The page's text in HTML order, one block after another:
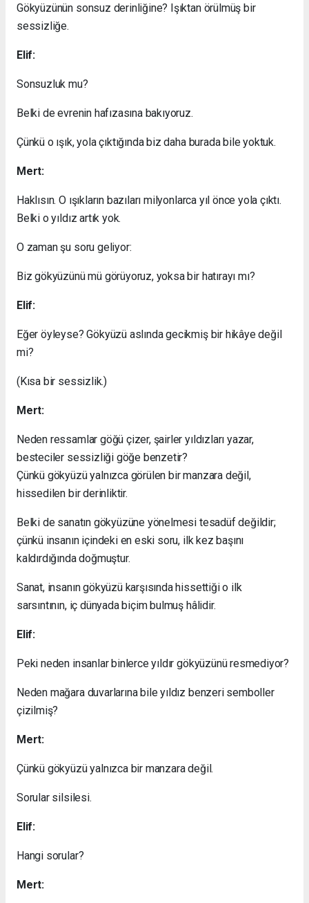
Gökyüzünün sonsuz derinliğine? Işıktan örülmüş bir
sessizliğe.
Elif:
Sonsuzluk mu?
Belki de evrenin hafızasına bakıyoruz.
Çünkü o ışık, yola çıktığında biz daha burada bile yoktuk.
Mert:
Haklısın. O ışıkların bazıları milyonlarca yıl önce yola çıktı.
Belki o yıldız artık yok.
O zaman şu soru geliyor:
Biz gökyüzünü mü görüyoruz, yoksa bir hatırayı mı?
Elif:
Eğer öyleyse? Gökyüzü aslında gecikmiş bir hikâye değil
mi?
(Kısa bir sessizlik.)
Mert:
Neden ressamlar göğü çizer, şairler yıldızları yazar,
besteciler sessizliği göğe benzetir?
Çünkü gökyüzü yalnızca görülen bir manzara değil,
hissedilen bir derinliktir.
Belki de sanatın gökyüzüne yönelmesi tesadüf değildir;
çünkü insanın içindeki en eski soru, ilk kez başını
kaldırdığında doğmuştur.
Sanat, insanın gökyüzü karşısında hissettiği o ilk
sarsıntının, iç dünyada biçim bulmuş hâlidir.
Elif:
Peki neden insanlar binlerce yıldır gökyüzünü resmediyor?
Neden mağara duvarlarına bile yıldız benzeri semboller
çizilmiş?
Mert:
Çünkü gökyüzü yalnızca bir manzara değil.
Sorular silsilesi.
Elif:
Hangi sorular?
Mert: